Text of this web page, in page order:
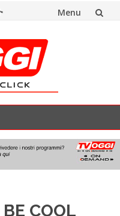
Menu
COOL